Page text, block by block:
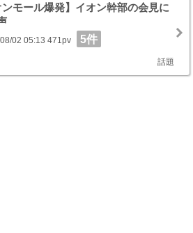
モール爆発】イオン幹部の会見に
02 05:13 471pv 5件
話題